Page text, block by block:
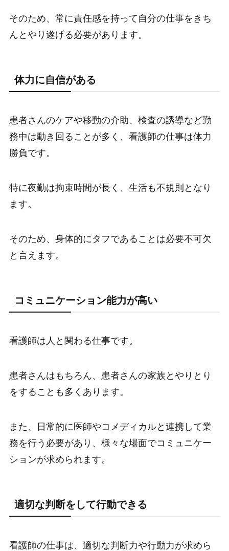
そのため、常に責任感を持って自分の仕事をきち
んとやり遂げる必要があります。
体力に自信がある
患者さんのケアや移動の介助、検査の誘導など勤
務中は動き回ることが多く、看護師の仕事は体力
勝負です。
特に夜勤は拘束時間が長く、生活も不規則となり
ます。
そのため、身体的にタフであることは必要不可欠
と言えます。
コミュニケーション能力が高い
看護師は人と関わる仕事です。
患者さんはもちろん、患者さんの家族とやりとり
をすることも多くあります。
また、日常的に医師やコメディカルと連携して業
務を行う必要があり、様々な場面でコミュニケー
ションが求められます。
適切な判断をして行動できる
看護師の仕事は、適切な判断力や行動力が求めら